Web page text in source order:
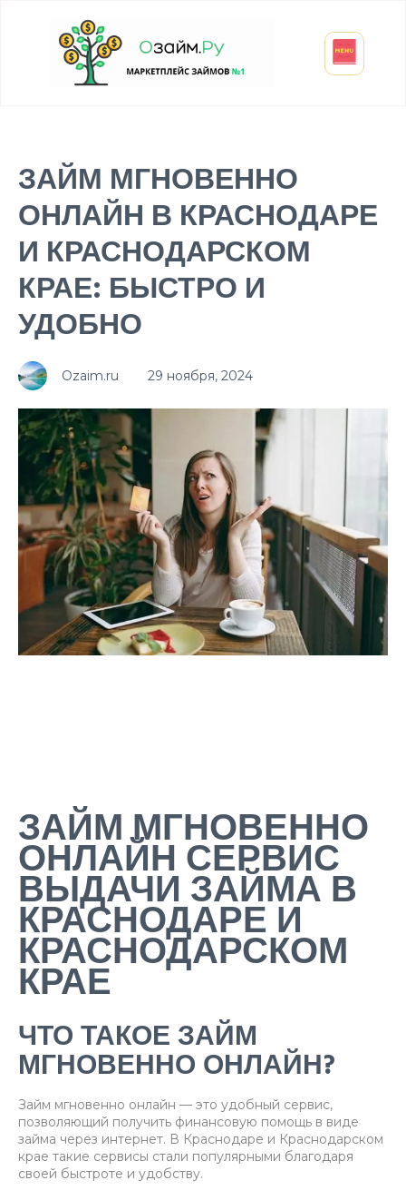
ЗАЙМ МГНОВЕННО
ОНЛАЙН В КРАСНОДАРЕ
И КРАСНОДАРСКОМ
КРАЕ: БЫСТРО И
УДОБНО
Ozaim.ru 29 ноября, 2024
ЗАЙМ МГНОВЕННО
ОНЛАЙН СЕРВИС
ВЫДАЧИ ЗАЙМА В
КРАСНОДАРЕ И
КРАСНОДАРСКОМ
КРАЕ
ЧТО ТАКОЕ ЗАЙМ
МГНОВЕННО ОНЛАЙН?
Займ мгновенно онлайн — это удобный сервис,
позволяющий получить финансовую помощь в виде
займа через интернет. В Краснодаре и Краснодарском
крае такие сервисы стали популярными благодаря
своей быстроте и удобству.